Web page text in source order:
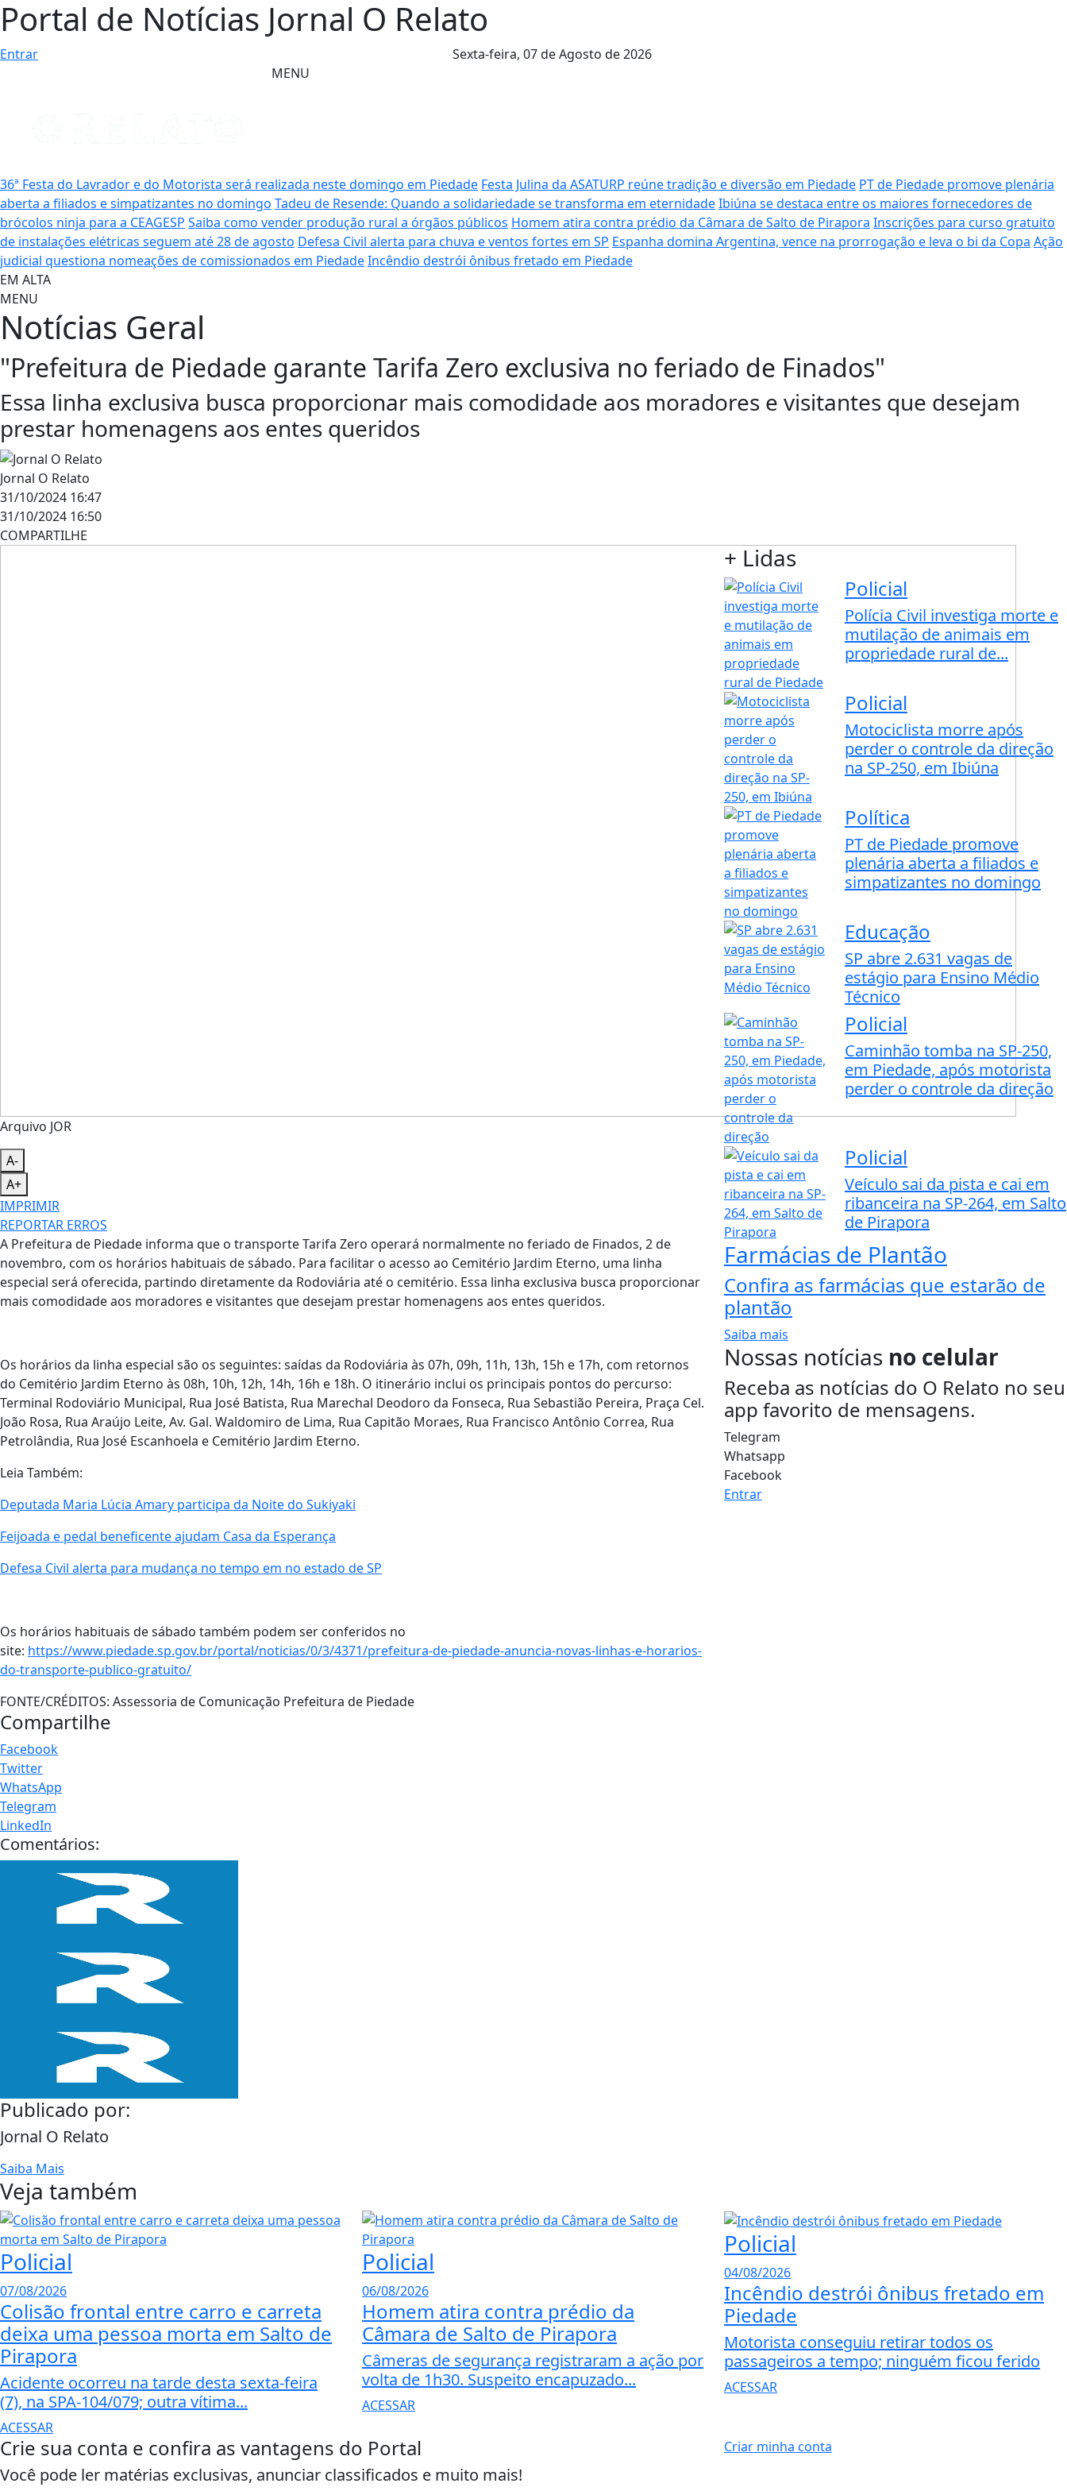
Portal de Notícias Jornal O Relato
Entrar Sexta-feira, 07 de Agosto de 2026
MENU
36ª Festa do Lavrador e do Motorista será realizada neste domingo em Piedade Festa Julina da ASATURP reúne tradição e diversão em Piedade PT de Piedade promove plenária
aberta a filiados e simpatizantes no domingo Tadeu de Resende: Quando a solidariedade se transforma em eternidadeIbiúna se destaca entre os maiores fornecedores de
brócolos ninja para a CEAGESP Saiba como vender produção rural a órgãos públicos Homem atira contra prédio da Câmara de Salto de Pirapora Inscrições para curso gratuito
de instalações elétricas seguem até 28 de agosto Defesa Civil alerta para chuva e ventos fortes em SP Espanha domina Argentina, vence na prorrogação e leva o bi da Copa Ação
judicial questiona nomeações de comissionados em PiedadeIncêndio destrói ônibus fretado em Piedade
EM ALTA
MENU
Notícias Geral
"Prefeitura de Piedade garante Tarifa Zero exclusiva no feriado de Finados"
Essa linha exclusiva busca proporcionar mais comodidade aos moradores e visitantes que desejam
prestar homenagens aos entes queridos
Jornal O Relato
31/10/2024 16:47
31/10/2024 16:50
COMPARTILHE
Arquivo JOR
A-
A+
IMPRIMIR
REPORTAR ERROS
A Prefeitura de Piedade informa que o transporte Tarifa Zero operará normalmente no feriado de Finados, 2 de
novembro, com os horários habituais de sábado. Para facilitar o acesso ao Cemitério Jardim Eterno, uma linha
especial será oferecida, partindo diretamente da Rodoviária até o cemitério. Essa linha exclusiva busca proporcionar
mais comodidade aos moradores e visitantes que desejam prestar homenagens aos entes queridos.
Os horários da linha especial são os seguintes: saídas da Rodoviária às 07h, 09h, 11h, 13h, 15h e 17h, com retornos
do Cemitério Jardim Eterno às 08h, 10h, 12h, 14h, 16h e 18h. O itinerário inclui os principais pontos do percurso:
Terminal Rodoviário Municipal, Rua José Batista, Rua Marechal Deodoro da Fonseca, Rua Sebastião Pereira, Praça Cel.
João Rosa, Rua Araújo Leite, Av. Gal. Waldomiro de Lima, Rua Capitão Moraes, Rua Francisco Antônio Correa, Rua
Petrolândia, Rua José Escanhoela e Cemitério Jardim Eterno.
Leia Também:
Deputada Maria Lúcia Amary participa da Noite do Sukiyaki
Feijoada e pedal beneficente ajudam Casa da Esperança
Defesa Civil alerta para mudança no tempo em no estado de SP
Os horários habituais de sábado também podem ser conferidos no
site: https://www.piedade.sp.gov.br/portal/noticias/0/3/4371/prefeitura-de-piedade-anuncia-novas-linhas-e-horarios-
do-transporte-publico-gratuito/
FONTE/CRÉDITOS: Assessoria de Comunicação Prefeitura de Piedade
Compartilhe
Facebook
Twitter
WhatsApp
Telegram
LinkedIn
Comentários:
Publicado por:
Jornal O Relato
Saiba Mais
+ Lidas
Policial
Polícia Civil investiga morte e
mutilação de animais em
propriedade rural de...
Policial
Motociclista morre após
perder o controle da direção
na SP-250, em Ibiúna
Política
PT de Piedade promove
plenária aberta a filiados e
simpatizantes no domingo
Educação
SP abre 2.631 vagas de
estágio para Ensino Médio
Técnico
Policial
Caminhão tomba na SP-250,
em Piedade, após motorista
perder o controle da direção
Policial
Veículo sai da pista e cai em
ribanceira na SP-264, em Salto
de Pirapora
Farmácias de Plantão
Confira as farmácias que estarão de
plantão
Saiba mais
Nossas notícias no celular
Receba as notícias do O Relato no seu
app favorito de mensagens.
Telegram
Whatsapp
Facebook
Entrar
Veja também
Policial
07/08/2026
Colisão frontal entre carro e carreta
deixa uma pessoa morta em Salto de
Pirapora
Acidente ocorreu na tarde desta sexta-feira
(7), na SPA-104/079; outra vítima...
ACESSAR
Policial
06/08/2026
Homem atira contra prédio da
Câmara de Salto de Pirapora
Câmeras de segurança registraram a ação por
volta de 1h30. Suspeito encapuzado...
ACESSAR
Policial
04/08/2026
Incêndio destrói ônibus fretado em
Piedade
Motorista conseguiu retirar todos os
passageiros a tempo; ninguém ficou ferido
ACESSAR
Crie sua conta e confira as vantagens do Portal
Você pode ler matérias exclusivas, anunciar classificados e muito mais!
Criar minha conta